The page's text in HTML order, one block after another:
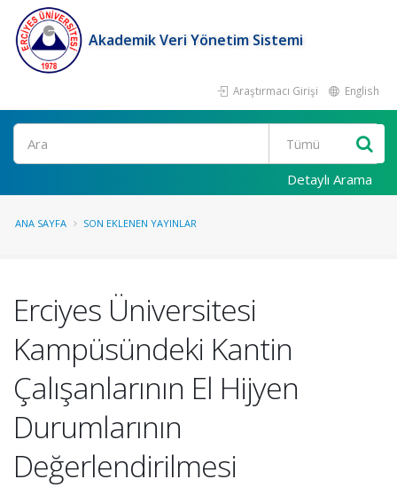
Akademik Veri Yönetim Sistemi
Araştırmacı Girişi English
Ara
Detaylı Arama
ANA SAYFA SON EKLENEN YAYINLAR
Erciyes Üniversitesi
Kampüsündeki Kantin
Çalışanlarının El Hijyen
Durumlarının
Değerlendirilmesi